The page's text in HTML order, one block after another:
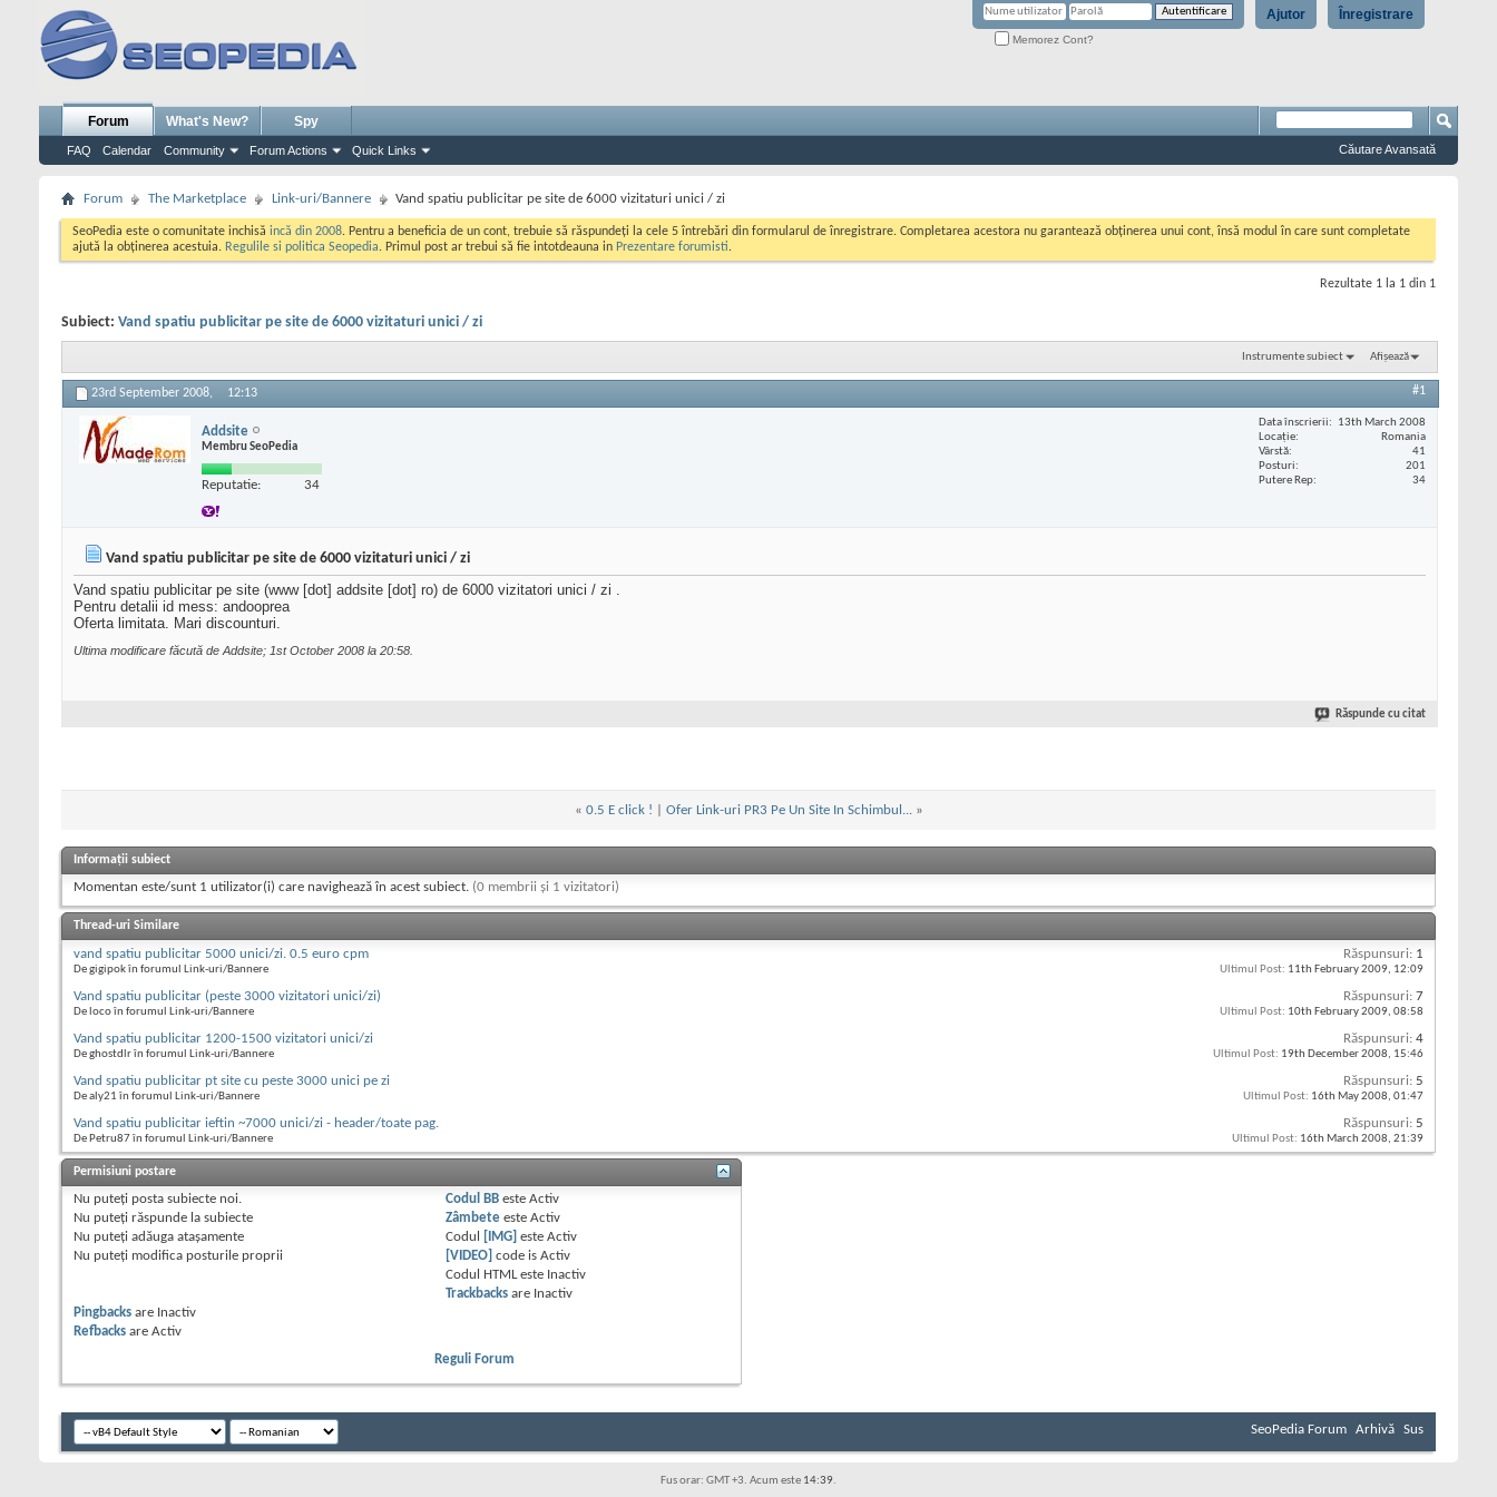
Înregistrare
Ajutor
Memorez Cont?
Forum
FAQ Calendar Community Forum Actions Quick Links
What's New? Spy
Căutare Avansată
Forum The Marketplace Link-uri/Bannere Vand spatiu publicitar pe site de 6000 vizitaturi unici / zi
SeoPedia este o comunitate inchisă incă din 2008. Pentru a beneficia de un cont, trebuie să răspundeți la cele 5 întrebări din formularul de înregistrare. Completarea acestora nu garantează obținerea unui cont, însă modul în care sunt completate
ajută la obținerea acestuia. Regulile si politica Seopedia. Primul post ar trebui să fie intotdeauna in Prezentare forumisti.
Rezultate 1 la 1 din 1
Subiect: Vand spatiu publicitar pe site de 6000 vizitaturi unici / zi
Instrumente subiect Afișează
23rd September 2008, 12:13 #1
Addsite
Membru SeoPedia
Reputatie: 34
Data înscrierii
13th March 2008
Locaţie
Romania
Vârstă
41
Posturi
201
Putere Rep
34
Vand spatiu publicitar pe site de 6000 vizitaturi unici / zi
Vand spatiu publicitar pe site (www [dot] addsite [dot] ro) de 6000 vizitatori unici / zi .
Pentru detalii id mess: andooprea
Oferta limitata. Mari discounturi.
Ultima modificare făcută de Addsite; 1st October 2008 la 20:58
Răspunde cu citat
« 0.5 E click ! Ofer Link-uri PR3 Pe Un Site In Schimbul... »
Informații subiect
Momentan este/sunt 1 utilizator(i) care navighează în acest subiect. (0 membrii și 1 vizitatori)
Thread-uri Similare
vand spatiu publicitar 5000 unici/zi. 0.5 euro cpm
De gigipok în forumul Link-uri/Bannere
Răspunsuri: 1
Ultimul Post: 11th February 2009, 12:09
Vand spatiu publicitar (peste 3000 vizitatori unici/zi)
De loco în forumul Link-uri/Bannere
Răspunsuri: 7
Ultimul Post: 10th February 2009, 08:58
Vand spatiu publicitar 1200-1500 vizitatori unici/zi
De ghostdlr în forumul Link-uri/Bannere
Răspunsuri: 4
Ultimul Post: 19th December 2008, 15:46
Vand spatiu publicitar pt site cu peste 3000 unici pe zi
De aly21 în forumul Link-uri/Bannere
Răspunsuri: 5
Ultimul Post: 16th May 2008, 01:47
Vand spatiu publicitar ieftin ~7000 unici/zi - header/toate pag.
De Petru87 în forumul Link-uri/Bannere
Răspunsuri: 5
Ultimul Post: 16th March 2008, 21:39
Permisiuni postare
Nu puteţi posta subiecte noi.
Nu puteţi răspunde la subiecte
Nu puteţi adăuga ataşamente
Nu puteţi modifica posturile proprii
Codul BB esteActiv
Zâmbete esteActiv
Codul
[IMG] esteActiv
[VIDEO] code isActiv
Codul HTML este Inactiv
Trackbacks are Inactiv
Pingbacks are Inactiv
Refbacks are Activ
Reguli Forum
SeoPedia Forum Arhivă Sus
Fus orar: GMT +3. Acum este 14:39.